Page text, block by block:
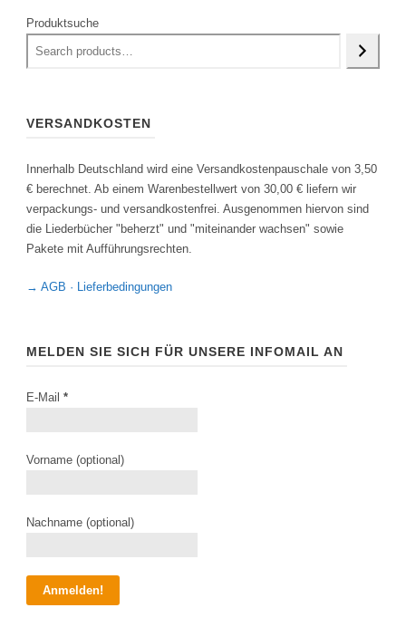
Produktsuche
VERSANDKOSTEN
Innerhalb Deutschland wird eine Versandkostenpauschale von 3,50
€ berechnet. Ab einem Warenbestellwert von 30,00 € liefern wir
verpackungs- und versandkostenfrei. Ausgenommen hiervon sind
die Liederbücher "beherzt" und "miteinander wachsen" sowie
Pakete mit Aufführungsrechten.
→ AGB · Lieferbedingungen
MELDEN SIE SICH FÜR UNSERE INFOMAIL AN
E-Mail *
Vorname (optional)
Nachname (optional)